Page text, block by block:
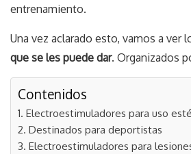
entrenamiento.
Una vez aclarado esto, vamos a ver
que se les puede dar. Organizados
Contenidos
Electroestimuladores para uso
Destinados para deportistas
Electroestimuladores para